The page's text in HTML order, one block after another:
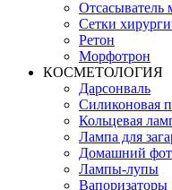
Отсасыватель
Сетки
Ретон
Морфотрон
КОСМЕТОЛОГИЯ
Дарсонваль
Силиконовая
Кольцевая
Лампа для
Домашний
Лампы-лупы
Вапоризаторы